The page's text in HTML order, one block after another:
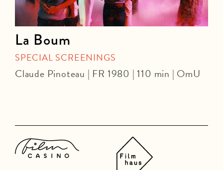
La Boum
SPECIAL SCREENINGS
Claude Pinoteau | FR 1980 | 110 min | OmU